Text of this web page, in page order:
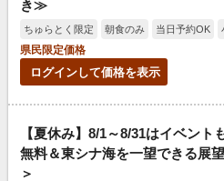
き≫
ちゅらとく限定 朝食のみ 当日予約OK
県民限定価格
ログインして価格を表示
【夏休み】8/1～8/31はイベン
無料＆東シナ海を一望できる展
＞